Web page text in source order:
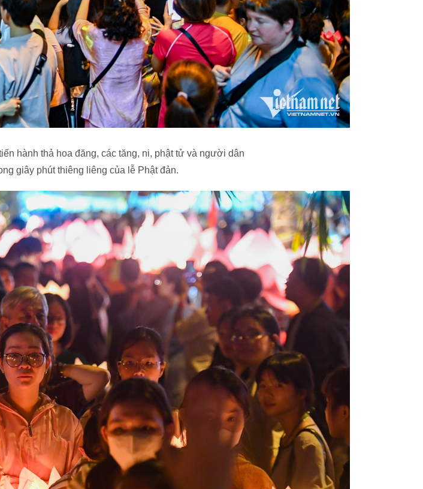
hành thả hoa đăng, các tăng, ni, phật tử và người dân
giây phút thiêng liêng của lễ Phật đản.